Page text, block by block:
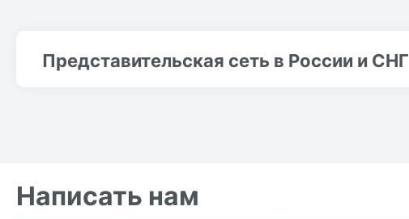
Представительская сеть в России и СНГ
Написать нам